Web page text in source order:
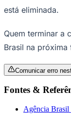
está eliminada.
Quem terminar a
Brasil na próxima
Comunicar erro
Fontes &
Agência